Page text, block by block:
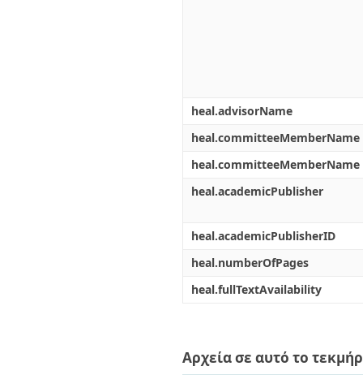
heal.advisorName
heal.committeeMemberName
heal.committeeMemberName
heal.academicPublisher
heal.academicPublisherID
heal.numberOfPages
heal.fullTextAvailability
Αρχεία σε αυτό το